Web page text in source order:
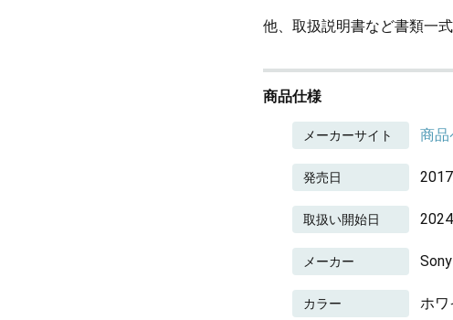
他、取扱説明書など書類一式
商品仕様
メーカーサイト 商品
発売日
取扱い開始日
メーカー Sony
カラー ホワ